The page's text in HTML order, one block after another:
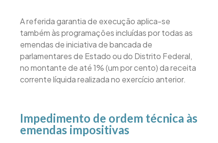
A referida garantia de execução aplica-se
também às programações incluídas por todas as
emendas de iniciativa de bancada de
parlamentares de Estado ou do Distrito Federal,
no montante de até 1% (um por cento) da receita
corrente líquida realizada no exercício anterior.
Impedimento de ordem técnica às
emendas impositivas